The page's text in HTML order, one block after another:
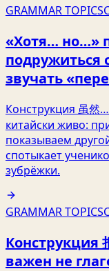
GRAMMAR TOPICS
«Хотя… но…»
подружиться
звучать
Конструкция 虽然
китайски живо:
показываем
спотыкает
зубрёжки.
GRAMMAR TOPICS
Конструкция
важен не